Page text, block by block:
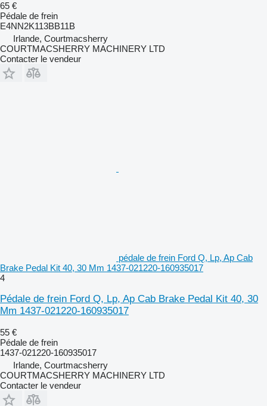
65 €
Pédale de frein
E4NN2K113BB11B
Irlande, Courtmacsherry
COURTMACSHERRY MACHINERY LTD
Contacter le vendeur
pédale de frein Ford Q, Lp, Ap Cab
Brake Pedal Kit 40, 30 Mm 1437-021220-160935017
4
Pédale de frein Ford Q, Lp, Ap Cab Brake Pedal Kit 40, 30
Mm 1437-021220-160935017
55 €
Pédale de frein
1437-021220-160935017
Irlande, Courtmacsherry
COURTMACSHERRY MACHINERY LTD
Contacter le vendeur